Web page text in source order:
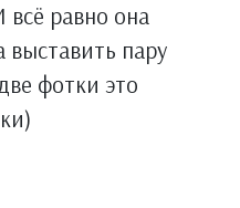
всё равно она
пару
фотки это